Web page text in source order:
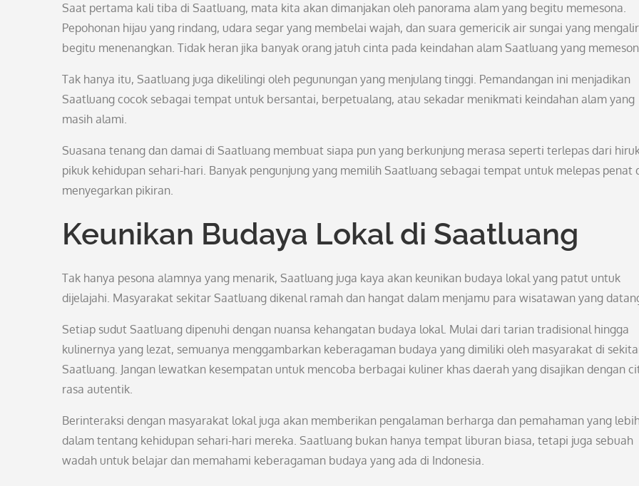
Saat pertama kali tiba di Saatluang, mata kita akan dimanjakan oleh panorama alam yang begitu memesona.
Pepohonan hijau yang rindang, udara segar yang membelai wajah, dan suara gemericik air sungai yang mengalir
begitu menenangkan. Tidak heran jika banyak orang jatuh cinta pada keindahan alam Saatluang yang
Tak hanya itu, Saatluang juga dikelilingi oleh pegunungan yang menjulang tinggi. Pemandangan ini menjadikan
Saatluang cocok sebagai tempat untuk bersantai, berpetualang, atau sekadar menikmati keindahan alam yang
masih alami.
Suasana tenang dan damai di Saatluang membuat siapa pun yang berkunjung merasa seperti terlepas dari
pikuk kehidupan sehari-hari. Banyak pengunjung yang memilih Saatluang sebagai tempat untuk melepas penat
menyegarkan pikiran.
Keunikan Budaya Lokal di Saatluang
Tak hanya pesona alamnya yang menarik, Saatluang juga kaya akan keunikan budaya lokal yang patut untuk
dijelajahi. Masyarakat sekitar Saatluang dikenal ramah dan hangat dalam menjamu para wisatawan yang
Setiap sudut Saatluang dipenuhi dengan nuansa kehangatan budaya lokal. Mulai dari tarian tradisional hingga
kulinernya yang lezat, semuanya menggambarkan keberagaman budaya yang dimiliki oleh masyarakat di
Saatluang. Jangan lewatkan kesempatan untuk mencoba berbagai kuliner khas daerah yang disajikan dengan
rasa autentik.
Berinteraksi dengan masyarakat lokal juga akan memberikan pengalaman berharga dan pemahaman yang
dalam tentang kehidupan sehari-hari mereka. Saatluang bukan hanya tempat liburan biasa, tetapi juga sebuah
wadah untuk belajar dan memahami keberagaman budaya yang ada di Indonesia.